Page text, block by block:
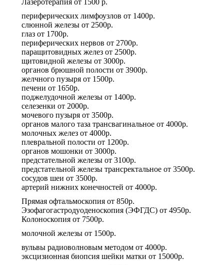
периферических лимфоузлов от 1400р.
слюнной железы от 2500р.
глаз от 1700р.
периферических нервов от 2700р.
паращитовидных желез от 2500р.
щитовидной железы от 3000р.
органов брюшной полости от 3900р.
желчного пузыря от 1500р.
печени от 1650р.
поджелудочной железы от 1400р.
селезенки от 2000р.
мочевого пузыря от 3500р.
органов малого таза трансвагинальное от 4000р.
молочных желез от 4000р.
плевральной полости от 1200р.
органов мошонки от 3000р.
предстательной железы от 3100р.
предстательной железы трансректальное от 3500р.
сосудов шеи от 3500р.
артерий нижних конечностей от 4000р.
Прямая офтальмоскопия от 850р.
Эзофагогастродуоденоскопия (ЭФГДС) от 4950р.
Колоноскопия от 7500р.
молочной железы от 1500р.
вульвы радиоволновым методом от 4000р.
эксцизионная биопсия шейки матки от 15000р.